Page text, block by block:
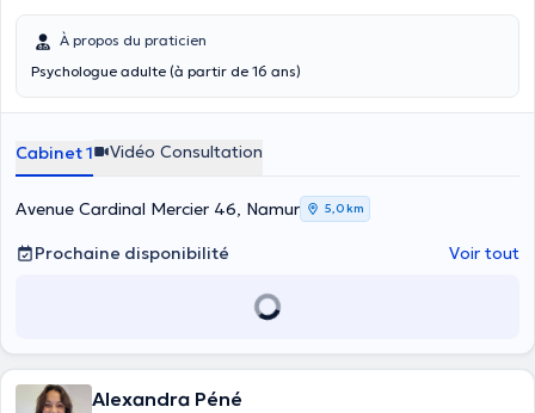
À propos du praticien
Psychologue adulte (à partir de 16 ans)
Cabinet 1 Vidéo Consultation
Avenue Cardinal Mercier 46, Namur 5,0 km
Prochaine disponibilité Voir tout
Alexandra Péné